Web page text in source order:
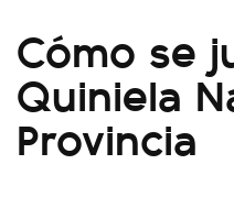
Cómo se
Quiniela
Provincia